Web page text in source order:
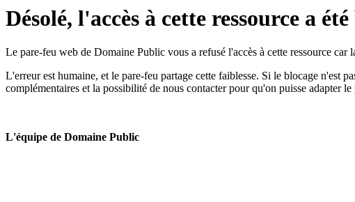
Désolé, l'accès à cette ressource a
Le pare-feu web de Domaine Public vous a refusé l'accès à cette ressource car
L'erreur est humaine, et le pare-feu partage cette faiblesse. Si le blocage n'est
complémentaires et la possibilité de nous contacter pour qu'on puisse adapter le
L'équipe de Domaine Public